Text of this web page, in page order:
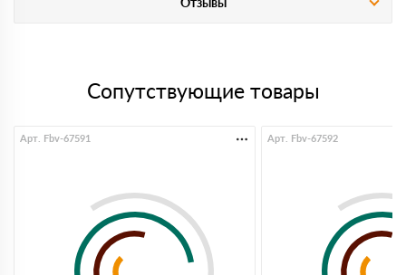
Сопутствующие товары
Арт. Fbv-67591 Арт. Fbv-67592